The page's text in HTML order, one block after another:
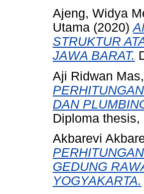
Ajeng, Widya
Utama (2020)
STRUKTUR
JAWA BARAT.
Aji Ridwan
DAN
Diploma
Akbarevi
GEDUNG
YOGYAKARTA.